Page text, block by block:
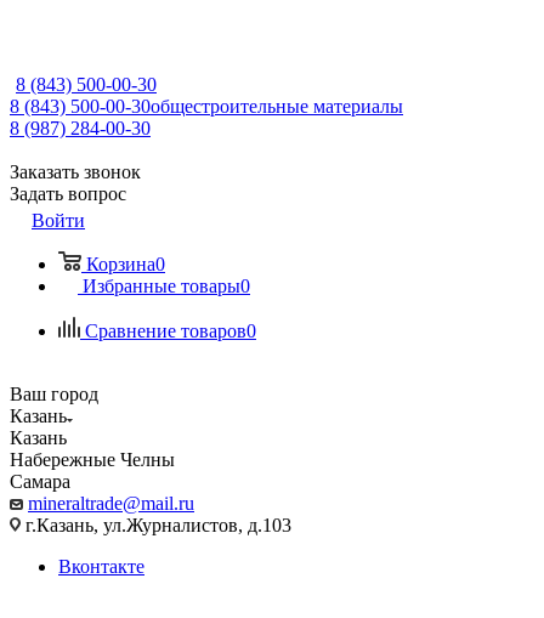
8 (843) 500-00-30
8 (843) 500-00-30общестроительные материалы
8 (987) 284-00-30
Заказать звонок
Задать вопрос
Войти
Корзина0
Избранные товары0
Сравнение товаров0
Ваш город
Казань
Казань
Набережные Челны
Самара
mineraltrade@mail.ru
г.Казань, ул.Журналистов, д.103
Вконтакте